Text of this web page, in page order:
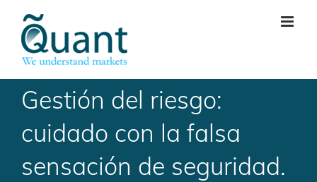
content
Gestión del riesgo:
cuidado con la falsa
sensación de seguridad.